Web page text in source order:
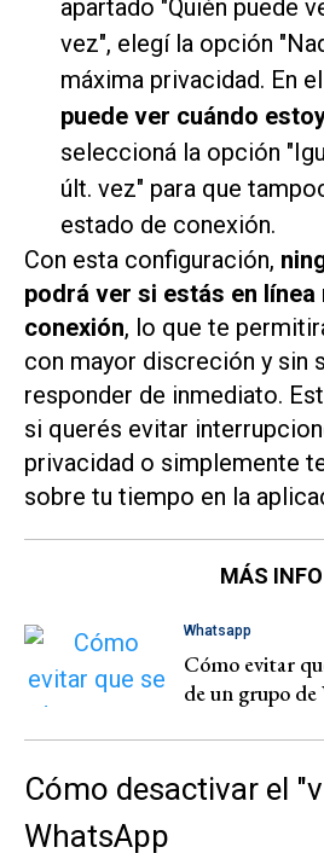
apartado "Quién puede
vez", elegí la opción
máxima privacidad. En
puede ver cuándo
seleccioná la opción
últ. vez" para que
estado de conexión.
Con esta configuración,
podrá ver si estás en línea
conexión, lo que te
con mayor discreción y sin
responder de inmediato.
si querés evitar
privacidad o simplemente
sobre tu tiempo en la
MÁS INFO
Whatsapp
Cómo evitar
de un grupo
Cómo desactivar el
WhatsApp